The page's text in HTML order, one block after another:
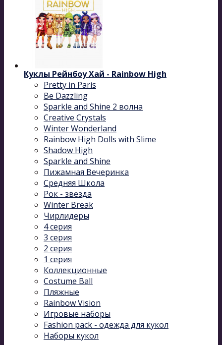
Куклы Рейнбоу Хай - Rainbow High
Pretty in Paris
Be Dazzling
Sparkle and Shine 2 волна
Сreative Сrystals
Winter Wonderland
Rainbow High Dolls with Slime
Shadow High
Sparkle and Shine
Пижамная Вечеринка
Средняя Школа
Рок - звезда
Winter Break
Чирлидеры
4 серия
3 серия
2 серия
1 серия
Коллекционные
Costume Ball
Пляжные
Rainbow Vision
Игровые наборы
Fashion pack - одежда для кукол
Наборы кукол